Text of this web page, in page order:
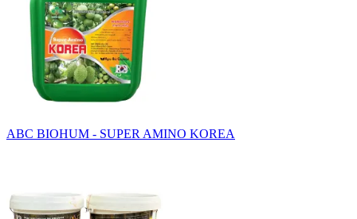
ABC BIOHUM - SUPER AMINO KOREA